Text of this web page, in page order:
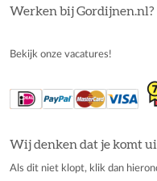
Werken bij Gordijnen.nl?
Bekijk onze vacatures!
Wij denken dat je komt
Als dit niet klopt, klik dan